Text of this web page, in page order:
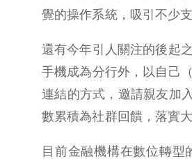
覺的操作系統，吸引不少支
還有今年引人關注的後起
手機成為分行外，以自己
連結的方式，邀請親友加入
數累積為社群回饋，落實
目前金融機構在數位轉